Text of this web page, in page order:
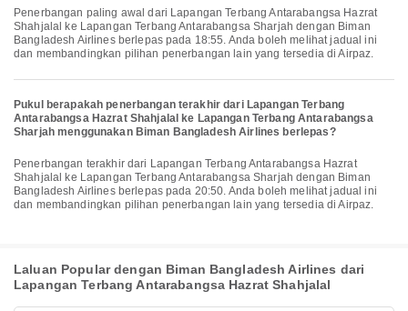
Penerbangan paling awal dari Lapangan Terbang Antarabangsa Hazrat
Shahjalal ke Lapangan Terbang Antarabangsa Sharjah dengan Biman
Bangladesh Airlines berlepas pada 18:55. Anda boleh melihat jadual ini
dan membandingkan pilihan penerbangan lain yang tersedia di Airpaz.
Pukul berapakah penerbangan terakhir dari Lapangan Terbang
Antarabangsa Hazrat Shahjalal ke Lapangan Terbang Antarabangsa
Sharjah menggunakan Biman Bangladesh Airlines berlepas?
Penerbangan terakhir dari Lapangan Terbang Antarabangsa Hazrat
Shahjalal ke Lapangan Terbang Antarabangsa Sharjah dengan Biman
Bangladesh Airlines berlepas pada 20:50. Anda boleh melihat jadual ini
dan membandingkan pilihan penerbangan lain yang tersedia di Airpaz.
Laluan Popular dengan Biman Bangladesh Airlines dari
Lapangan Terbang Antarabangsa Hazrat Shahjalal